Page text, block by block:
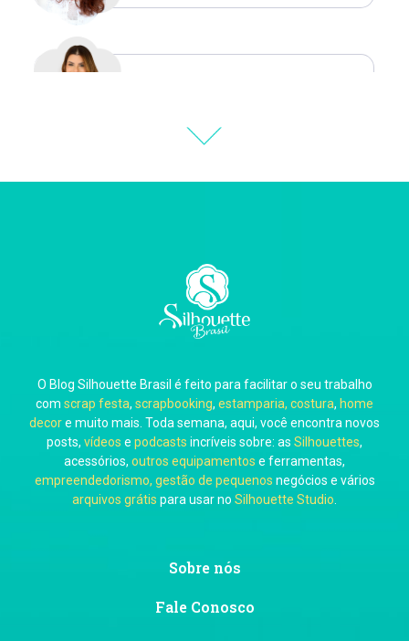
Thiara Ney
Carla Eschberger
Carol Pessoa
Ju Mirthes
O Blog Silhouette Brasil é feito para facilitar o seu trabalho
com scrap festa, scrapbooking, estamparia, costura, home
decore muito mais. Toda semana, aqui, você encontra novos
posts, vídeos e podcasts incríveis sobre: as Silhouettes,
acessórios, outros equipamentos e ferramentas,
empreendedorismo, gestão de pequenos negócios e vários
arquivos grátis para usar no Silhouette Studio
Sobre nós
Fale Conosco